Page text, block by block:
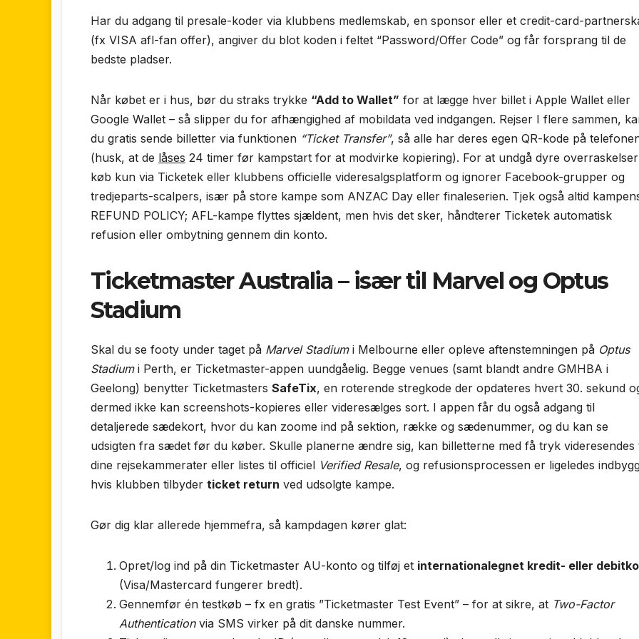
Har du adgang til presale-koder via klubbens medlemskab, en sponsor eller et credit-card-
(fx VISA afl-fan offer), angiver du blot koden i feltet “Password/Offer Code” og får forsprang til de
bedste pladser.
Når købet er i hus, bør du straks trykke “Add to Wallet” for at lægge hver billet i Apple Wallet eller
Google Wallet – så slipper du for afhængighed af mobildata ved indgangen. Rejser I flere sammen,
du gratis sende billetter via funktionen “Ticket Transfer”, så alle har deres egen QR-kode på
(husk, at de låses 24 timer før kampstart for at modvirke kopiering). For at undgå dyre
køb kun via Ticketek eller klubbens officielle videresalgsplatform og ignorer Facebook-grupper og
tredjeparts-scalpers, især på store kampe som ANZAC Day eller finaleserien. Tjek også altid
REFUND POLICY; AFL-kampe flyttes sjældent, men hvis det sker, håndterer Ticketek automatisk
refusion eller ombytning gennem din konto.
Ticketmaster Australia – især til Marvel og Optus
Stadium
Skal du se footy under taget på Marvel Stadiumi Melbourne eller opleve aftenstemningen på Optus
Stadiumi Perth, er Ticketmaster-appen uundgåelig. Begge venues (samt blandt andre GMHBA i
Geelong) benytter Ticketmasters SafeTix, en roterende stregkode der opdateres hvert 30. sekund
dermed ikke kan screenshots-kopieres eller videresælges sort. I appen får du også adgang til
detaljerede sædekort, hvor du kan zoome ind på sektion, række og sædenummer, og du kan se
udsigten fra sædet før du køber. Skulle planerne ændre sig, kan billetterne med få tryk videresendes
dine rejsekammerater eller listes til officiel Verified Resale, og refusionsprocessen er ligeledes
hvis klubben tilbyder ticket return ved udsolgte kampe.
Gør dig klar allerede hjemmefra, så kampdagen kører glat:
Opret/­log ind på din Ticketmaster AU-konto og tilføj et internationalegnet kredit- eller
(Visa/Mastercard fungerer bredt).
Gennemfør én testkøb – fx en gratis ”Ticketmaster Test Event” – for at sikre, at Two-Factor
Authenticationvia SMS virker på dit danske nummer.